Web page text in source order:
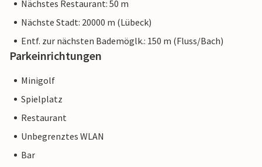
Nächstes Restaurant: 50 m
Nächste Stadt: 20000 m (Lübeck)
Entf. zur nächsten Bademöglk.: 150 m (Fluss/Bach)
Parkeinrichtungen
Minigolf
Spielplatz
Restaurant
Unbegrenztes WLAN
Bar